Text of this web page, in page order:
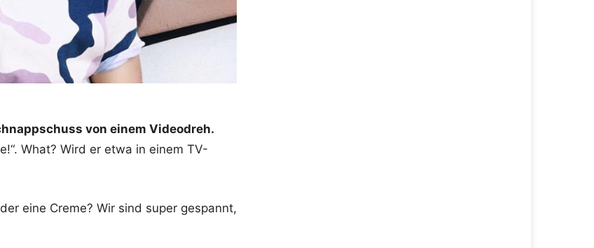
von einem Videodreh.
What? Wird er etwa in einem TV-
eine Creme? Wir sind super gespannt,